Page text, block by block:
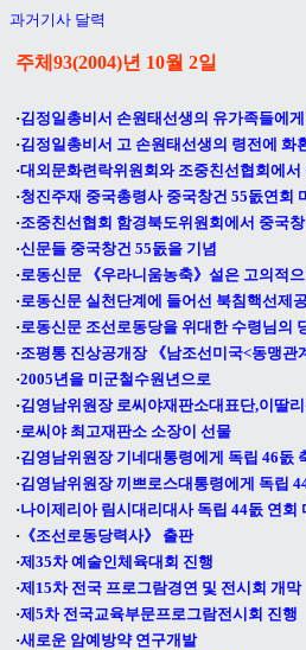
과거기사 달력
주체93(2004)년 10월 2일
·김정일총비서 손원태선생의 유가족들에
·김정일총비서 고 손원태선생의 령전에 화
·대외문화련락위원회와 조중친선협회에서
·청진주재 중국총령사 중국창건 55돐연회
·조중친선협회 함경북도위원회에서 중국
·신문들 중국창건 55돐을 기념
·로동신문 《우라니움농축》설은 고의적
·로동신문 실천단계에 들어선 북침핵선제
·로동신문 조선로동당을 위대한 수령님의
·조평통 진상공개장 《남조선미국<동맹관
·2005년을 미군철수원년으로
·김영남위원장 로씨야재판소대표단,이딸
·로씨야 최고재판소 소장이 선물
·김영남위원장 기네대통령에게 독립 46돐
·김영남위원장 끼쁘로스대통령에게 독립
·나이제리아 림시대리대사 독립 44돐 연회
· 《조선로동당력사》 출판
·제35차 예술인체육대회 진행
·제15차 전국 프로그람경연 및 전시회 개막
·제5차 전국교육부문프로그람전시회 진행
·새로운 암예방약 연구개발